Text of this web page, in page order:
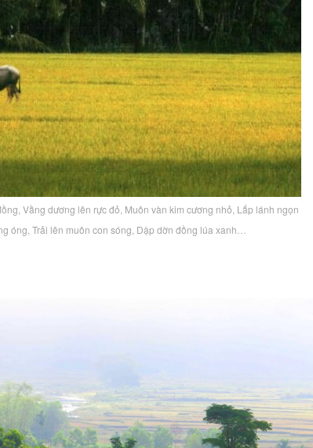
Vầng dương lên rực đỏ, Muôn vàn kim cương nhỏ, Lấp lánh ngọn
óng, Trải lên muôn con sóng, Dập dờn đồng lúa xanh…